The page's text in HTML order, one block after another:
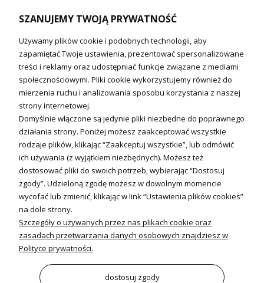
Technika solarna
Fotowoltanika
Sterowniki i regulatory
Nagrzewnice i kurtyny
Kuchnia i Wentylacja
Kuchnia
Zlewozmywaki
Baterie kuchenne
Młynki do odpadów
Wentylacja i Informacje
Wentylatory
SZANUJEMY TWOJĄ PRYWATNOŚĆ
Używamy plików cookie i podobnych technologii, aby
zapamiętać Twoje ustawienia, prezentować spersonalizowane
treści i reklamy oraz udostępniać funkcje związane z mediami
społecznościowymi. Pliki cookie wykorzystujemy również do
mierzenia ruchu i analizowania sposobu korzystania z naszej
strony internetowej.
Domyślnie włączone są jedynie pliki niezbędne do poprawnego
działania strony. Poniżej możesz zaakceptować wszystkie
rodzaje plików, klikając “Zaakceptuj wszystkie”, lub odmówić
ich używania (z wyjątkiem niezbędnych). Możesz też
dostosować pliki do swoich potrzeb, wybierając “Dostosuj
zgody”. Udzieloną zgodę możesz w dowolnym momencie
wycofać lub zmienić, klikając w link “Ustawienia plików cookies”
na dole strony.
Szczegóły o używanych przez nas plikach cookie oraz
zasadach przetwarzania danych osobowych znajdziesz w
Polityce prywatności.
dostosuj zgody